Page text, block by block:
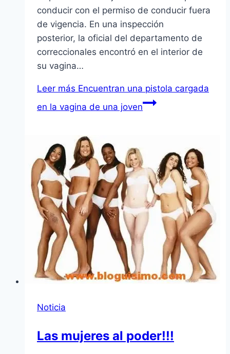
conducir con el permiso de conducir fuera
de vigencia. En una inspección
posterior, la oficial del departamento de
correccionales encontró en el interior de
su vagina…
Leer más Encuentran una pistola cargada
en la vagina de una joven
Noticia
Las mujeres al poder!!!